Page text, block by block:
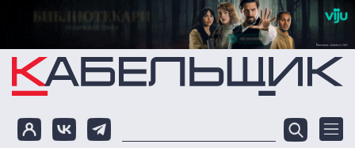
Перейти к основному содержанию